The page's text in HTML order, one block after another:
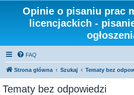
Opinie o pisaniu prac
licencjackich -
FAQ
Strona główna Szukaj Tematy bez
Tematy bez odpowiedzi